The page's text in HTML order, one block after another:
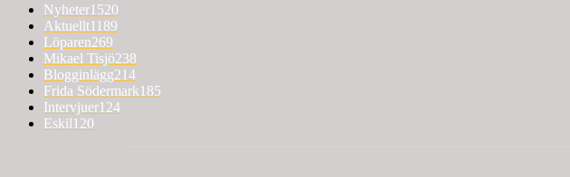
Nyheter1520
Aktuellt1189
Löparen269
Mikael Tisjö238
Blogginlägg214
Frida Södermark185
Intervjuer124
Eskil120